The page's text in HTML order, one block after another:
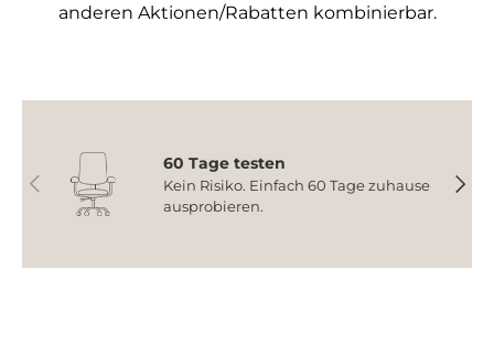
anderen Aktionen/Rabatten kombinierbar.
Vorherige
60 Tage testen
Kein Risiko. Einfach 60 Tage zuhause
ausprobieren.